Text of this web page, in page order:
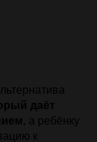
даёт
, а ребёнку
к